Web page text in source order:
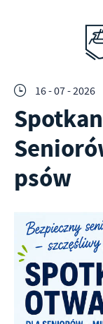
16 - 07 - 2026
psów